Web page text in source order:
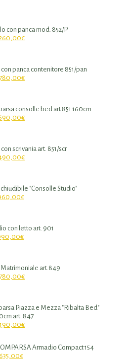
con panca mod. 852/P
€
panca contenitore 851/pan
€
consolle bed art 851 160cm
€
scrivania art. 851/scr
€
"Consolle Studio"
€
con letto art. 901
€
art.849
€
Piazza e Mezza "Ribalta Bed"
art. 847
€
Armadio Compact 154
€